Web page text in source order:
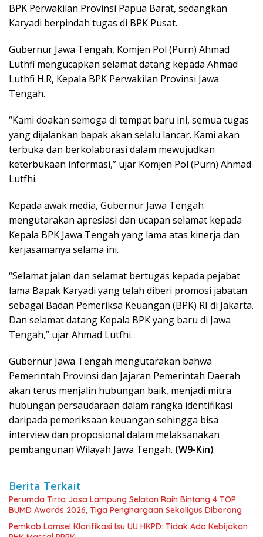
BPK Perwakilan Provinsi Papua Barat, sedangkan
Karyadi berpindah tugas di BPK Pusat.
Gubernur Jawa Tengah, Komjen Pol (Purn) Ahmad
Luthfi mengucapkan selamat datang kepada Ahmad
Luthfi H.R, Kepala BPK Perwakilan Provinsi Jawa
Tengah.
“Kami doakan semoga di tempat baru ini, semua tugas
yang dijalankan bapak akan selalu lancar. Kami akan
terbuka dan berkolaborasi dalam mewujudkan
keterbukaan informasi,” ujar Komjen Pol (Purn) Ahmad
Lutfhi.
Kepada awak media, Gubernur Jawa Tengah
mengutarakan apresiasi dan ucapan selamat kepada
Kepala BPK Jawa Tengah yang lama atas kinerja dan
kerjasamanya selama ini.
“Selamat jalan dan selamat bertugas kepada pejabat
lama Bapak Karyadi yang telah diberi promosi jabatan
sebagai Badan Pemeriksa Keuangan (BPK) RI di Jakarta.
Dan selamat datang Kepala BPK yang baru di Jawa
Tengah,” ujar Ahmad Lutfhi.
Gubernur Jawa Tengah mengutarakan bahwa
Pemerintah Provinsi dan Jajaran Pemerintah Daerah
akan terus menjalin hubungan baik, menjadi mitra
hubungan persaudaraan dalam rangka identifikasi
daripada pemeriksaan keuangan sehingga bisa
interview dan proposional dalam melaksanakan
pembangunan Wilayah Jawa Tengah. (W9-Kin)
Berita Terkait
Perumda Tirta Jasa Lampung Selatan Raih Bintang 4 TOP
BUMD Awards 2026, Tiga Penghargaan Sekaligus Diborong
Pemkab Lamsel Klarifikasi Isu UU HKPD: Tidak Ada Kebijakan